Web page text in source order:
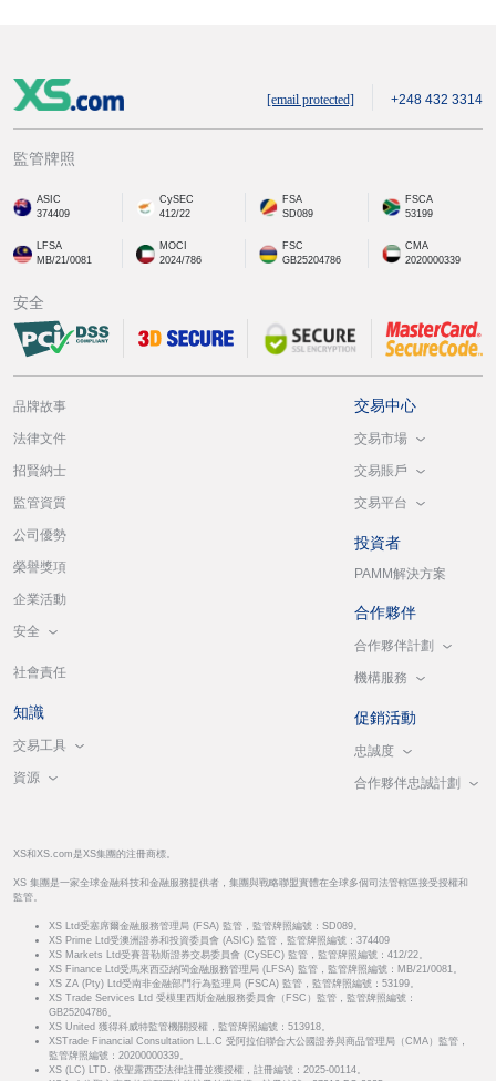
[email protected] +248 432 3314
監管牌照
ASIC
374409
CySEC
412/22
FSA
SD089
FSCA
53199
LFSA
MB/21/0081
MOCI
2024/786
FSC
GB25204786
CMA
2020000339
安全
品牌故事
法律文件
招賢納士
監管資質
公司優勢
榮譽獎項
企業活動
安全
社會責任
知識
交易工具
資源
交易中心
交易市場
交易賬戶
交易平台
投資者
PAMM解決方案
合作夥伴
合作夥伴計劃
機構服務
促銷活動
忠誠度
合作夥伴忠誠計劃
XS和XS.com是XS集團的注冊商標。
XS 集團是一家全球金融科技和金融服務提供者，集團與戰略聯盟實體在全球多個司法管轄區接受授權和
監管。
XS Ltd受塞席爾金融服務管理局 (FSA) 監管，監管牌照編號：SD089。
XS Prime Ltd受澳洲證券和投資委員會 (ASIC) 監管，監管牌照編號：374409
XS Markets Ltd受賽普勒斯證券交易委員會 (CySEC) 監管，監管牌照編號：412/22。
XS Finance Ltd受馬來西亞納閩金融服務管理局 (LFSA) 監管，監管牌照編號：MB/21/0081。
XS ZA (Pty) Ltd受南非金融部門行為監理局 (FSCA) 監管，監管牌照編號：53199。
XS Trade Services Ltd 受模里西斯金融服務委員會（FSC）監管，監管牌照編號：
GB25204786。
XS United 獲得科威特監管機關授權，監管牌照編號：513918。
XSTrade Financial Consultation L.L.C 受阿拉伯聯合大公國證券與商品管理局（CMA）監管，
監管牌照編號：20200000339。
XS (LC) LTD. 依聖露西亞法律註冊並獲授權，註冊編號：2025-00114。